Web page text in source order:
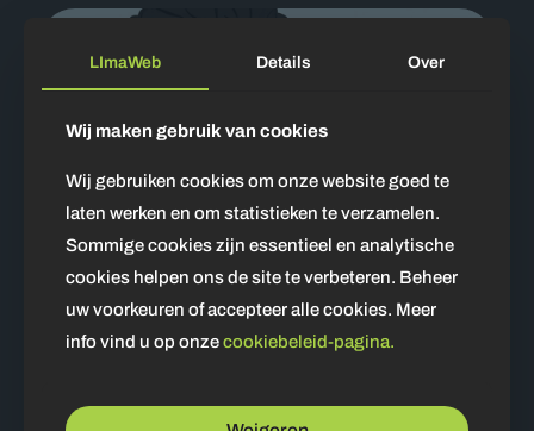
Harde enter vs Zachte enter
LImaWeb Details Over
Wij maken gebruik van cookies
Wij gebruiken cookies om onze website goed te
laten werken en om statistieken te verzamelen.
Sommige cookies zijn essentieel en analytische
cookies helpen ons de site te verbeteren. Beheer
uw voorkeuren of accepteer alle cookies. Meer
info vind u op onzecookiebeleid-pagina.